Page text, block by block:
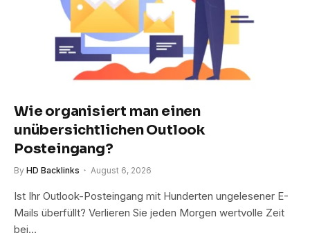
Wie organisiert man einen
unübersichtlichen Outlook
Posteingang?
By HD Backlinks August 6, 2026
Ist Ihr Outlook-Posteingang mit Hunderten ungelesener E-
Mails überfüllt? Verlieren Sie jeden Morgen wertvolle Zeit
bei…